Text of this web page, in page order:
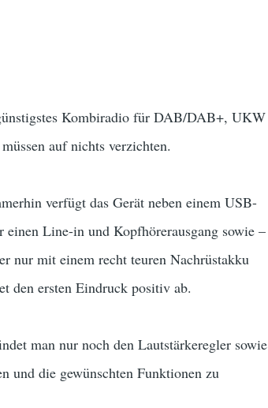
Kombiradio für DAB/DAB+, UKW
auf nichts verzichten.
verfügt das Gerät neben einem USB-
Line-in und Kopfhörerausgang sowie –
nur mit einem recht teuren Nachrüstakku
den ersten Eindruck positiv ab.
man nur noch den Lautstärkeregler sowie
und die gewünschten Funktionen zu